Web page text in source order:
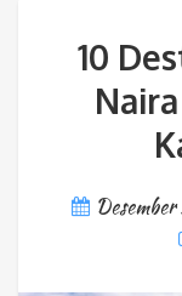
10